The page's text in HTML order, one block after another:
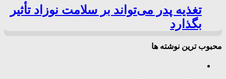
تغذیه پدر می‌تواند بر سلامت نوزاد تأثیر
بگذارد
محبوب ترین نوشته ها